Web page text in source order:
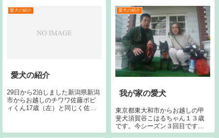
愛犬の紹介
愛犬の紹介
29日から2泊しました新潟県新潟
市からお越しのチワワ佐藤ポピ
ィくん17歳（左）と同じく佐藤
愛犬の紹介
我が家の愛犬
東京都東大和市からお越しの甲
斐犬須賀谷こはるちゃん１３歳
です。今シーズン３回目です。
今回で３回目です。宜しくお願